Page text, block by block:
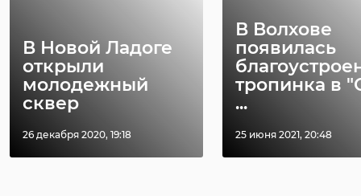
В Новой Ладоге
открыли
молодежный
сквер
26 декабря 2020, 19:18
В Волхове
появилась
тропинка в
...
25 июня 2021, 20:48